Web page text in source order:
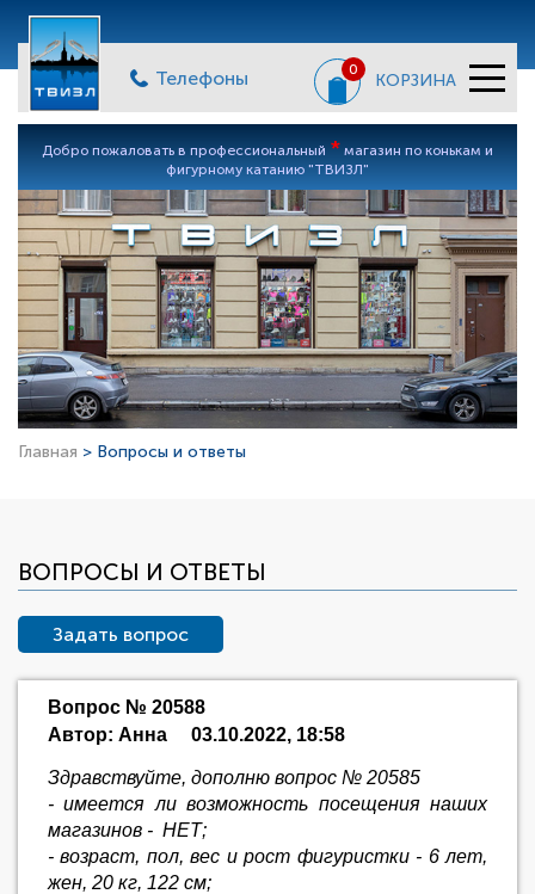
Телефоны 0
КОРЗИНА
Добро пожаловать в профессиональный * магазин по конькам и
фигурному катанию "ТВИЗЛ"
Главная > Вопросы и ответы
ВОПРОСЫ И ОТВЕТЫ
Задать вопрос
Вопрос № 20588
Автор: Анна
03.10.2022, 18:58
Здравствуйте, дополню вопрос № 20585
- имеется ли возможность посещения наших
магазинов - НЕТ;
- возраст, пол, вес и рост фигуристки - 6 лет,
жен, 20 кг, 122 см;